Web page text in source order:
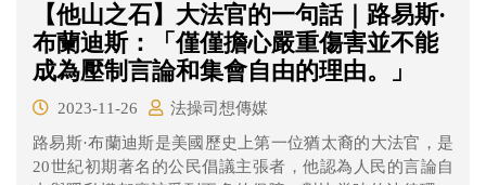
【他山之石】大法官的一句話｜路易斯·
布蘭迪斯：「僅僅擔心嚴重傷害並不能
成為壓制言論和集會自由的理由。」
2023-11-26
法操司想傳媒
路易斯·布蘭迪斯是美國歷史上第一位猶太裔的大法官，是
20世紀初期著名的公民倡議主張者，他認為人民的言論自